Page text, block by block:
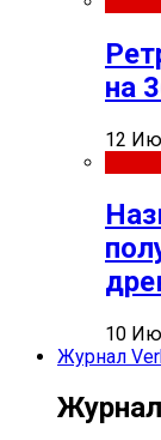
на
12
10
Журнал